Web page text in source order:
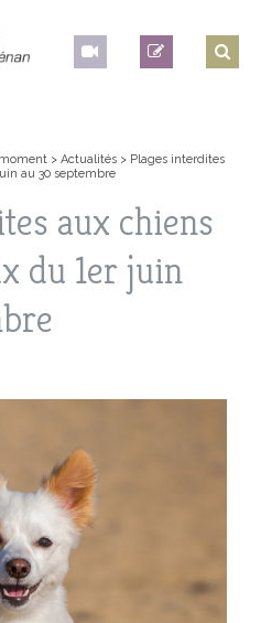
>Actualités > Plages interdites
au 30 septembre
aux chiens
du 1er juin